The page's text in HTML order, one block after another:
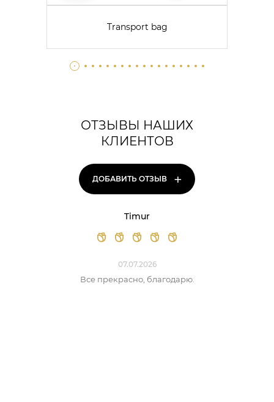
Transport bag
ОТЗЫВЫ НАШИХ
КЛИЕНТОВ
ДОБАВИТЬ ОТЗЫВ +
Timur
07.07.2026
Все прекрасно, благодарю.